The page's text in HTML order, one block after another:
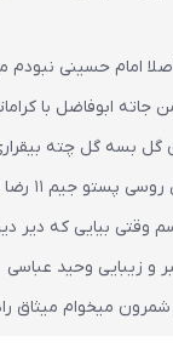
امام حسینی نبودم
جاته ابوفاضل با
گل بسه گل چته
جیم ۱۱ رضا پاپی
وقتی بیایی که دیر
و زیبایی وحید عباسی
میخوام میثاق